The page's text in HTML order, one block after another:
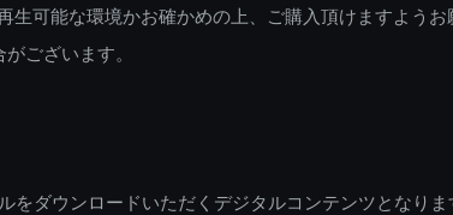
可能な環境かお確かめの上、ご購入頂けますようお
ございます。
をダウンロードいただくデジタルコンテンツとなりま